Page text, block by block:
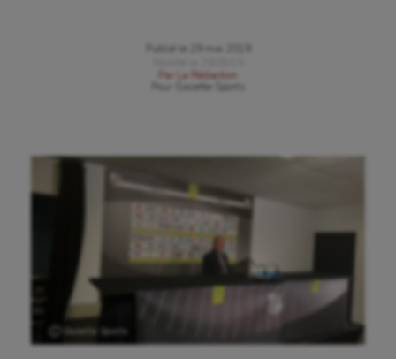
Publié le
29 mai 2019
Par
La Rédaction
Gazette Sports
Ⓒ Gazette Sports